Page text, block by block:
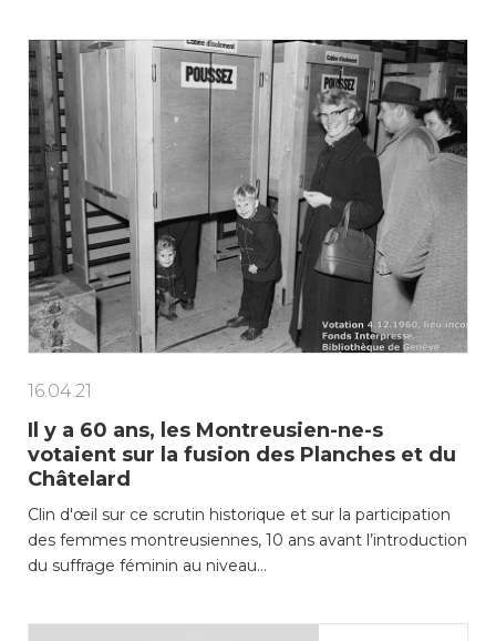
16.04.21
Il y a 60 ans, les Montreusien-ne-s
votaient sur la fusion des Planches et du
Châtelard
Clin d'œil sur ce scrutin historique et sur la participation
des femmes montreusiennes, 10 ans avant l’introduction
du suffrage féminin au niveau…